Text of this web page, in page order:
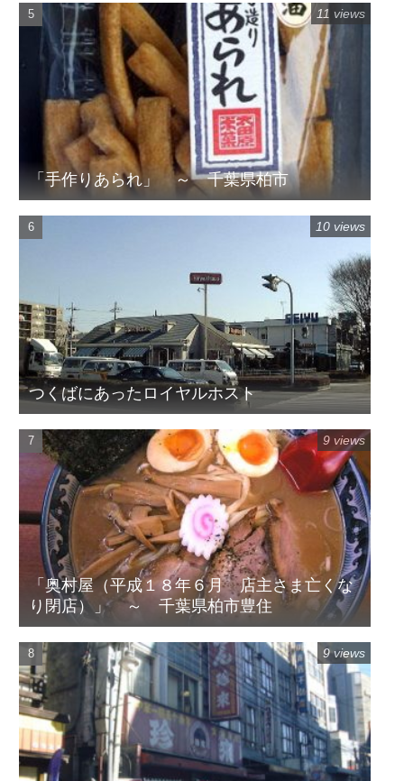
「手作りあられ」 ～ 千葉県柏市
11 views
つくばにあったロイヤルホスト
10 views
「奥村屋（平成１８年６月 店主さま亡くな
り閉店）」 ～ 千葉県柏市豊住
9 views
9 views